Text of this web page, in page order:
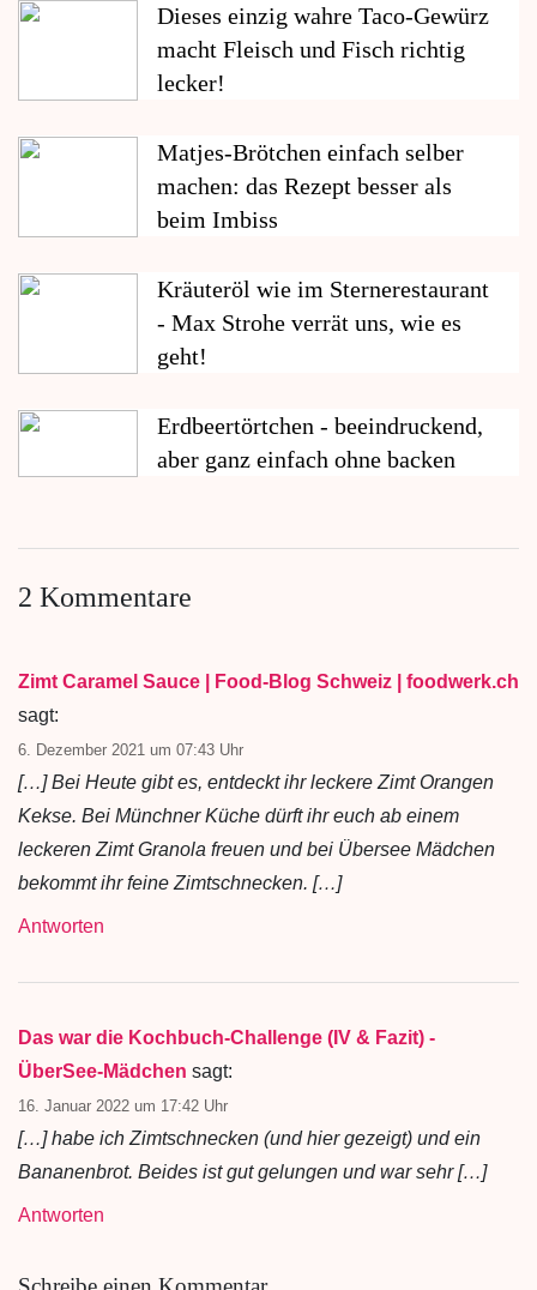
Dieses einzig wahre Taco-Gewürz
macht Fleisch und Fisch richtig
lecker!
Matjes-Brötchen einfach selber
machen: das Rezept besser als
beim Imbiss
Kräuteröl wie im Sternerestaurant
- Max Strohe verrät uns, wie es
geht!
Erdbeertörtchen - beeindruckend,
aber ganz einfach ohne backen
2 Kommentare
Zimt Caramel Sauce | Food-Blog Schweiz | foodwerk.ch
sagt:
6. Dezember 2021 um 07:43 Uhr
[…] Bei Heute gibt es, entdeckt ihr leckere Zimt Orangen
Kekse. Bei Münchner Küche dürft ihr euch ab einem
leckeren Zimt Granola freuen und bei Übersee Mädchen
bekommt ihr feine Zimtschnecken. […]
Antworten
Das war die Kochbuch-Challenge (IV & Fazit) -
ÜberSee-Mädchen sagt:
16. Januar 2022 um 17:42 Uhr
[…] habe ich Zimtschnecken (und hier gezeigt) und ein
Bananenbrot. Beides ist gut gelungen und war sehr […]
Antworten